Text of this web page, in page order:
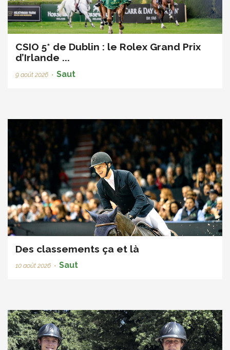
CSIO 5* de Dublin : le Rolex Grand Prix
d’Irlande ...
9 août 2026 • Saut
Des classements ça et là
10 août 2026 • Saut